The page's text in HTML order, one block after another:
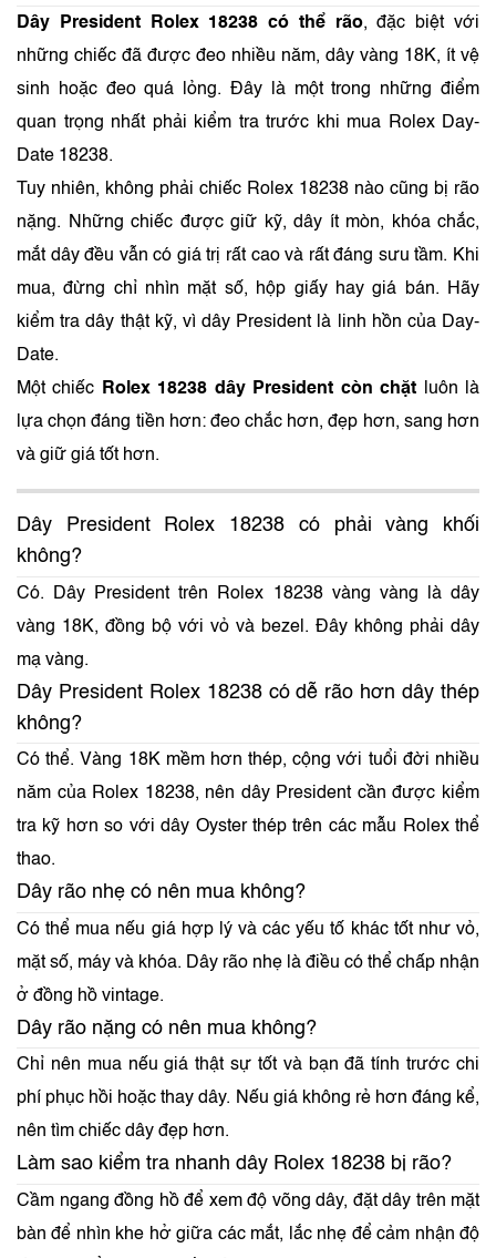
Dây President Rolex 18238 có thể rão, đặc biệt với
những chiếc đã được đeo nhiều năm, dây vàng 18K, ít vệ
sinh hoặc đeo quá lỏng. Đây là một trong những điểm
quan trọng nhất phải kiểm tra trước khi mua Rolex Day-
Date 18238.
Tuy nhiên, không phải chiếc Rolex 18238 nào cũng bị rão
nặng. Những chiếc được giữ kỹ, dây ít mòn, khóa chắc,
mắt dây đều vẫn có giá trị rất cao và rất đáng sưu tầm. Khi
mua, đừng chỉ nhìn mặt số, hộp giấy hay giá bán. Hãy
kiểm tra dây thật kỹ, vì dây President là linh hồn của Day-
Date.
Một chiếc
Rolex 18238 dây President còn chặt luôn là
lựa chọn đáng tiền hơn: đeo chắc hơn, đẹp hơn, sang hơn
và giữ giá tốt hơn.
Dây President Rolex 18238 có phải vàng khối
không?
Có. Dây President trên Rolex 18238 vàng vàng là dây
vàng 18K, đồng bộ với vỏ và bezel. Đây không phải dây
mạ vàng.
Dây President Rolex 18238 có dễ rão hơn dây thép
không?
Có thể. Vàng 18K mềm hơn thép, cộng với tuổi đời nhiều
năm của Rolex 18238, nên dây President cần được kiểm
tra kỹ hơn so với dây Oyster thép trên các mẫu Rolex thể
thao.
Dây rão nhẹ có nên mua không?
Có thể mua nếu giá hợp lý và các yếu tố khác tốt như vỏ,
mặt số, máy và khóa. Dây rão nhẹ là điều có thể chấp nhận
ở đồng hồ vintage.
Dây rão nặng có nên mua không?
Chỉ nên mua nếu giá thật sự tốt và bạn đã tính trước chi
phí phục hồi hoặc thay dây. Nếu giá không rẻ hơn đáng kể,
nên tìm chiếc dây đẹp hơn.
Làm sao kiểm tra nhanh dây Rolex 18238 bị rão?
Cầm ngang đồng hồ để xem độ võng dây, đặt dây trên mặt
bàn để nhìn khe hở giữa các mắt, lắc nhẹ để cảm nhận độ